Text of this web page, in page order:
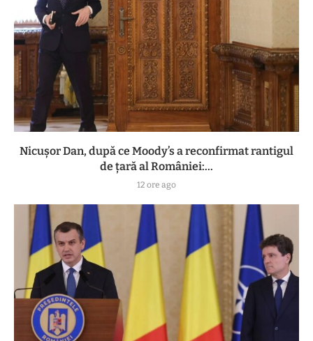
Nicușor Dan, după ce Moody’s a reconfirmat rantigul
de țară al României:...
12 ore ago